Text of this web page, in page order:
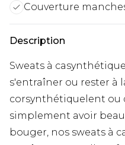
Couverture
Description
Sweats à
s'entraîner ou rester à
corsynthétiquelent ou
simplement avoir
bouger, nos sweats à